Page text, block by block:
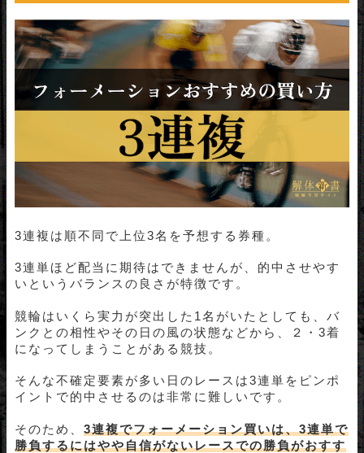
3連複は順不同で上位3名を予想する券種。
3連単ほど配当に期待はできませんが、的中させやす
いというバランスの良さが特徴です。
競輪はいくら実力が突出した1名がいたとしても、バ
ンクとの相性やその日の風の状態などから、２・3着
になってしまうことがある競技。
そんな不確定要素が多い日のレースは3連単をピンポ
イントで的中させるのは非常に難しいです。
そのため、 3連複でフォーメーション買いは、3連単で
勝負するにはやや自信がないレースでの勝負がおすす